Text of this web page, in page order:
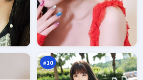
#10
虚
空
夜
航
船
万